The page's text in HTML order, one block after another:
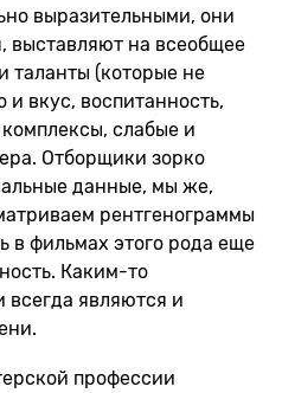
выразительными, они
выставляют на всеобщее
таланты (которые не
и вкус, воспитанность,
слабые и
Отборщики зорко
данные, мы же,
рентгенограммы
в фильмах этого рода еще
Каким-то
являются и
профессии